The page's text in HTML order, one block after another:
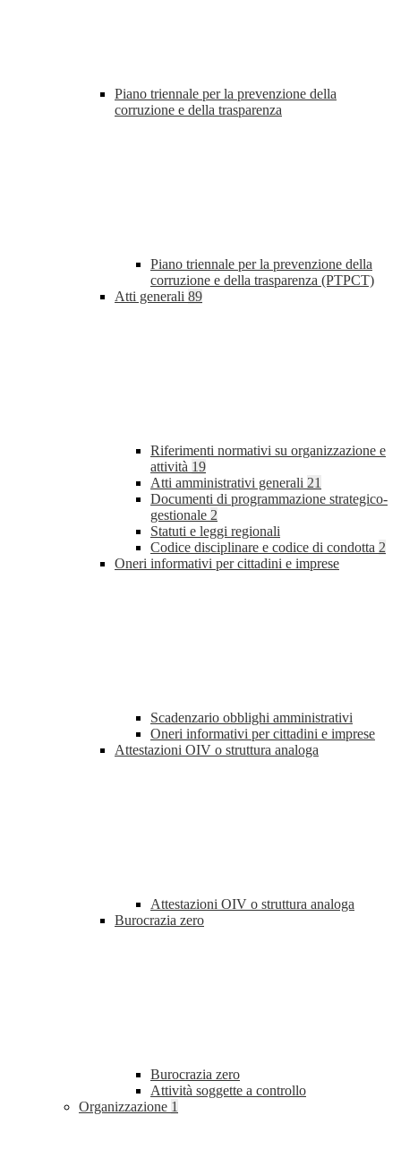
Piano triennale per la prevenzione della
corruzione e della trasparenza
Piano triennale per la prevenzione della
corruzione e della trasparenza (PTPCT)
Atti generali 89
Riferimenti normativi su organizzazione e
attività 19
Atti amministrativi generali 21
Documenti di programmazione strategico-
gestionale 2
Statuti e leggi regionali
Codice disciplinare e codice di condotta 2
Oneri informativi per cittadini e imprese
Scadenzario obblighi amministrativi
Oneri informativi per cittadini e imprese
Attestazioni OIV o struttura analoga
Attestazioni OIV o struttura analoga
Burocrazia zero
Burocrazia zero
Attività soggette a controllo
Organizzazione 1